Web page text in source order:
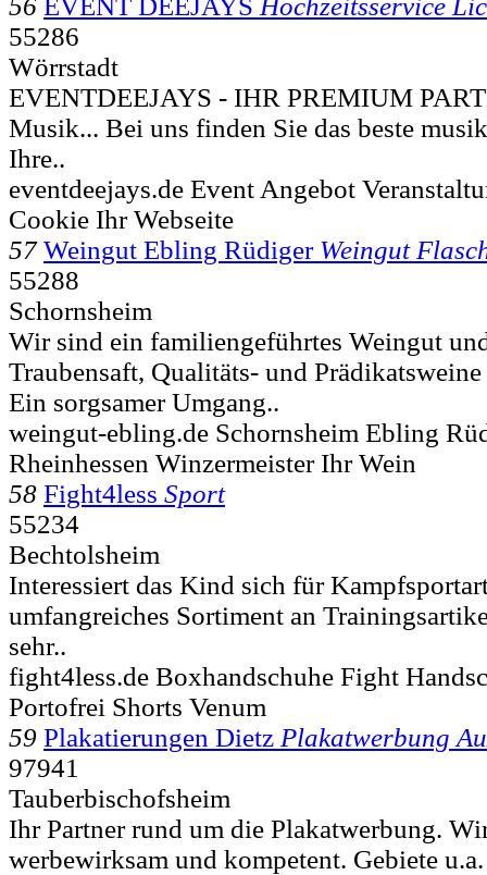
55286
Wörrstadt
EVENTDEEJAYS - IHR PREMIUM
Musik... Bei uns finden Sie das beste
Ihre..
eventdeejays.de Event Angebot
Cookie Ihr Webseite
57 Weingut Ebling Rüdiger Weingut
55288
Schornsheim
Wir sind ein familiengeführtes Weingut
Traubensaft, Qualitäts- und
Ein sorgsamer Umgang..
weingut-ebling.de Schornsheim Ebling
Rheinhessen Winzermeister Ihr Wein
58 Fight4less Sport
55234
Bechtolsheim
Interessiert das Kind sich für
umfangreiches Sortiment an
sehr..
fight4less.de Boxhandschuhe Fight
Portofrei Shorts Venum
59 Plakatierungen Dietz Plakatwerbung
97941
Tauberbischofsheim
Ihr Partner rund um die Plakatwerbung.
werbewirksam und kompetent. Gebiete